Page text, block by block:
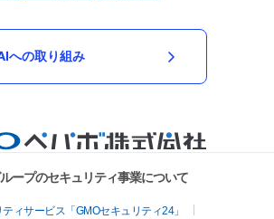
への取り組み
ープのセキュリティ事業について
ィサービス「GMOセキュリティ24」